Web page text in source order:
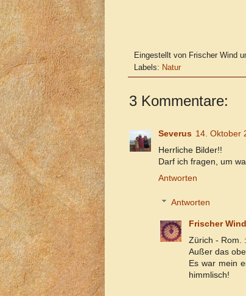
Eingestellt von Frischer Wind
Labels: Natur
3 Kommentare:
Severus 14. Oktober
Herrliche Bilder!!
Darf ich fragen, um
Antworten
Antworten
Frischer Wind
Zürich - Rom.
Außer das
Es war mein
himmlisch!